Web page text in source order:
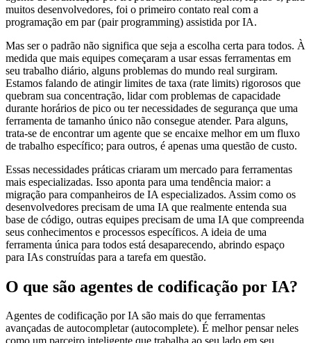
muitos desenvolvedores, foi o primeiro contato real com a
programação em par (pair programming) assistida por IA.
Mas ser o padrão não significa que seja a escolha certa para todos. À
medida que mais equipes começaram a usar essas ferramentas em
seu trabalho diário, alguns problemas do mundo real surgiram.
Estamos falando de atingir limites de taxa (rate limits) rigorosos que
quebram sua concentração, lidar com problemas de capacidade
durante horários de pico ou ter necessidades de segurança que uma
ferramenta de tamanho único não consegue atender. Para alguns,
trata-se de encontrar um agente que se encaixe melhor em um fluxo
de trabalho específico; para outros, é apenas uma questão de custo.
Essas necessidades práticas criaram um mercado para ferramentas
mais especializadas. Isso aponta para uma tendência maior: a
migração para companheiros de IA especializados. Assim como os
desenvolvedores precisam de uma IA que realmente entenda sua
base de código, outras equipes precisam de uma IA que compreenda
seus conhecimentos e processos específicos. A ideia de uma
ferramenta única para todos está desaparecendo, abrindo espaço
para IAs construídas para a tarefa em questão.
O que são agentes de codificação por IA?
Agentes de codificação por IA são mais do que ferramentas
avançadas de autocompletar (autocomplete). É melhor pensar neles